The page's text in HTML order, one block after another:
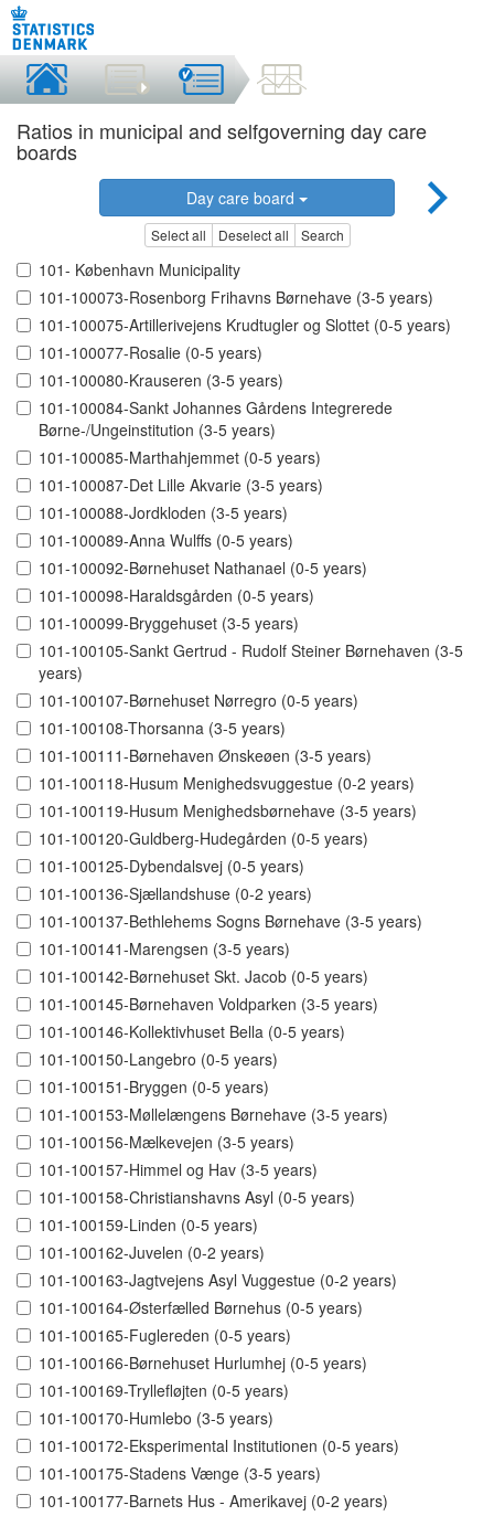
Ratios in municipal and selfgoverning day care
boards
Day care board
Select all Deselect all Search
101- København Municipality
101-100073-Rosenborg Frihavns Børnehave (3-5 years)
101-100075-Artillerivejens Krudtugler og Slottet (0-5 years)
101-100077-Rosalie (0-5 years)
101-100080-Krauseren (3-5 years)
101-100084-Sankt Johannes Gårdens Integrerede
Børne-/Ungeinstitution (3-5 years)
101-100085-Marthahjemmet (0-5 years)
101-100087-Det Lille Akvarie (3-5 years)
101-100088-Jordkloden (3-5 years)
101-100089-Anna Wulffs (0-5 years)
101-100092-Børnehuset Nathanael (0-5 years)
101-100098-Haraldsgården (0-5 years)
101-100099-Bryggehuset (3-5 years)
101-100105-Sankt Gertrud - Rudolf Steiner Børnehaven (3-5
years)
101-100107-Børnehuset Nørregro (0-5 years)
101-100108-Thorsanna (3-5 years)
101-100111-Børnehaven Ønskeøen (3-5 years)
101-100118-Husum Menighedsvuggestue (0-2 years)
101-100119-Husum Menighedsbørnehave (3-5 years)
101-100120-Guldberg-Hudegården (0-5 years)
101-100125-Dybendalsvej (0-5 years)
101-100136-Sjællandshuse (0-2 years)
101-100137-Bethlehems Sogns Børnehave (3-5 years)
101-100141-Marengsen (3-5 years)
101-100142-Børnehuset Skt. Jacob (0-5 years)
101-100145-Børnehaven Voldparken (3-5 years)
101-100146-Kollektivhuset Bella (0-5 years)
101-100150-Langebro (0-5 years)
101-100151-Bryggen (0-5 years)
101-100153-Møllelængens Børnehave (3-5 years)
101-100156-Mælkevejen (3-5 years)
101-100157-Himmel og Hav (3-5 years)
101-100158-Christianshavns Asyl (0-5 years)
101-100159-Linden (0-5 years)
101-100162-Juvelen (0-2 years)
101-100163-Jagtvejens Asyl Vuggestue (0-2 years)
101-100164-Østerfælled Børnehus (0-5 years)
101-100165-Fuglereden (0-5 years)
101-100166-Børnehuset Hurlumhej (0-5 years)
101-100169-Tryllefløjten (0-5 years)
101-100170-Humlebo (3-5 years)
101-100172-Eksperimental Institutionen (0-5 years)
101-100175-Stadens Vænge (3-5 years)
101-100177-Barnets Hus - Amerikavej (0-2 years)